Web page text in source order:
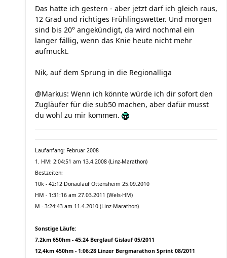
Das hatte ich gestern - aber jetzt darf ich gleich raus,
12 Grad und richtiges Frühlingswetter. Und morgen
sind bis 20° angekündigt, da wird nochmal ein
langer fällig, wenn das Knie heute nicht mehr
aufmuckt.
Nik, auf dem Sprung in die Regionalliga
@Markus: Wenn ich könnte würde ich dir sofort den
Zugläufer für die sub50 machen, aber dafür musst
du wohl zu mir kommen.
Laufanfang: Februar 2008
1. HM: 2:04:51 am 13.4.2008 (Linz-Marathon)
Bestzeiten:
10k - 42:12 Donaulauf Ottensheim 25.09.2010
HM - 1:31:16 am 27.03.2011 (Wels-HM)
M - 3:24:43 am 11.4.2010 (Linz-Marathon)
Sonstige Läufe:
7,2km 650hm - 45:24 Berglauf Gislauf 05/2011
12,4km 450hm - 1:06:28 Linzer Bergmarathon Sprint 08/2011